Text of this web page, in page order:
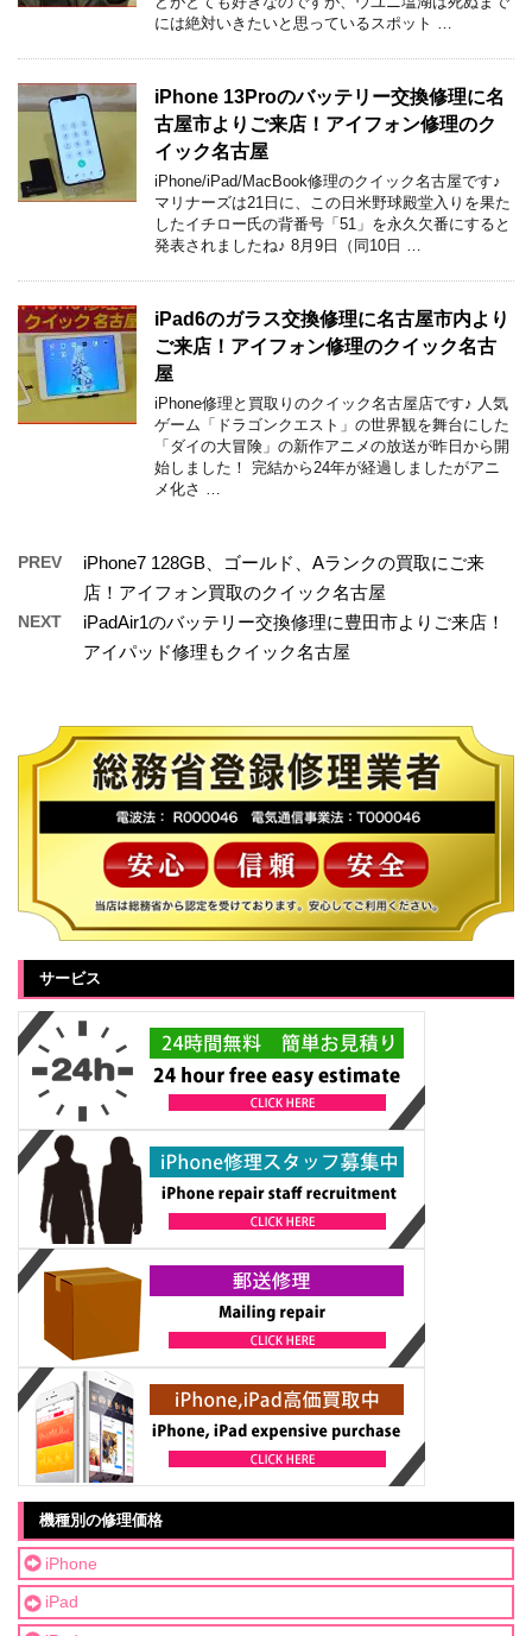
には絶対いきたいと思っているスポット …
iPhone 13Proのバッテリー交換修理に名
古屋市よりご来店！アイフォン修理のク
イック名古屋
iPhone/iPad/MacBook修理のクイック名古屋です♪
マリナーズは21日に、この日米野球殿堂入りを果た
したイチロー氏の背番号「51」を永久欠番にすると
発表されましたね♪ 8月9日（同10日 …
iPad6のガラス交換修理に名古屋市内より
ご来店！アイフォン修理のクイック名古
屋
iPhone修理と買取りのクイック名古屋店です♪ 人気
ゲーム「ドラゴンクエスト」の世界観を舞台にした
「ダイの大冒険」の新作アニメの放送が昨日から開
始しました！ 完結から24年が経過しましたがアニ
メ化さ …
PREV
iPhone7 128GB、ゴールド、Aランクの買取にご来
店！アイフォン買取のクイック名古屋
NEXT
iPadAir1のバッテリー交換修理に豊田市よりご来店！
アイパッド修理もクイック名古屋
サービス
機種別の修理価格
iPhone
iPad